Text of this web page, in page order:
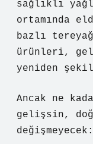
sağlıklı
ortamında
bazlı
ürünleri,
yeniden
Ancak ne
gelişsin,